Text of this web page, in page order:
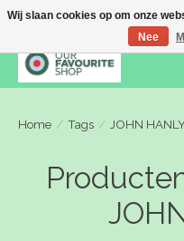
Home / Tags / JOHN
Wij slaan cookies op om onze
Nee